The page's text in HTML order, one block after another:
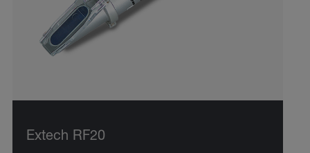
Extech RF20